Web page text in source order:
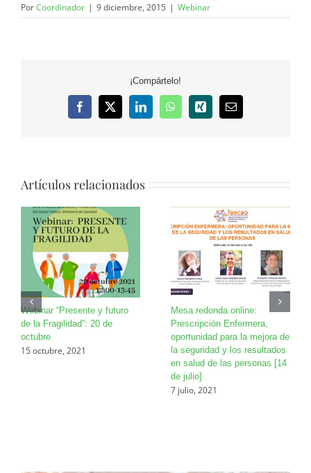
PorCoordinador | 9 diciembre, 2015 | Webinar
¡Compártelo!
Facebook
X LinkedInWhatsApp
Xing
Correo
Artículos relacionados
Webinar “Presente y futuro
de la Fragilidad”: 20 de
octubre
15 octubre, 2021
Mesa redonda online:
Prescripción Enfermera,
oportunidad para la mejora de
la seguridad y los resultados
en salud de las personas [14
de julio]
7 julio, 2021